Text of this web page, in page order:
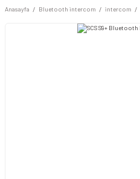
Anasayfa Bluetooth intercom intercom